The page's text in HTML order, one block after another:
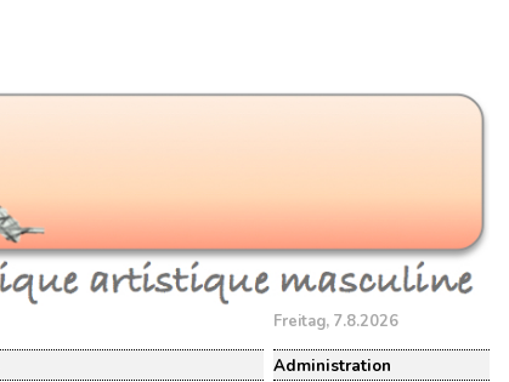
Freitag, 7.8.2026
Administration